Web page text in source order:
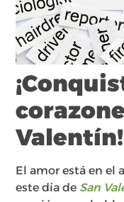
Valentín!
El amor está en el
este día de San